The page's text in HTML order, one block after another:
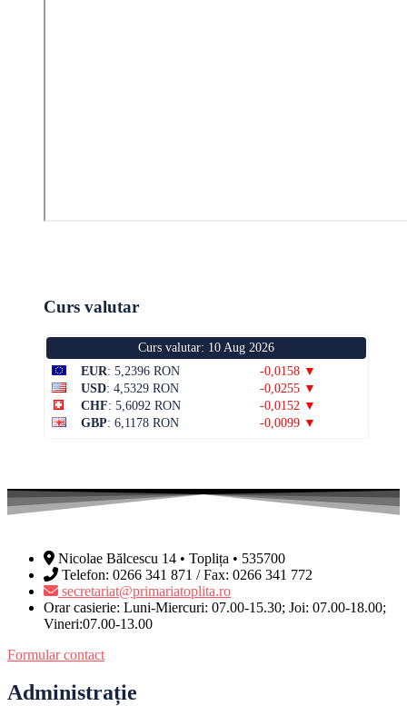
Curs valutar
Curs valutar: 10 Aug 2026
EUR: 5,2396 RON
-0,0158 ▼
USD: 4,5329 RON
-0,0255 ▼
CHF: 5,6092 RON
-0,0152 ▼
GBP: 6,1178 RON -0,0099 ▼
Nicolae Bălcescu 14 • Toplița • 535700
Telefon: 0266 341 871 / Fax: 0266 341 772
secretariat@primariatoplita.ro
Orar casierie: Luni-Miercuri: 07.00-15.30; Joi: 07.00-18.00;
Vineri:07.00-13.00
Formular contact
Administrație